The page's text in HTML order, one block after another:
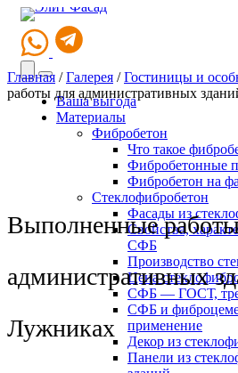
Ваша выгода
Материалы
Фибробетон
Что такое
Фибробетонные
Фибробетон на
Стеклофибробетон
Фасады из
Свойства,
СФБ
Производство
Цена
СФБ — ГОСТ,
СФБ и
применение
Декор из
Панели из
Главная /Галерея /Гостиницы и
работы для административных
Выполненные
административных
Лужниках